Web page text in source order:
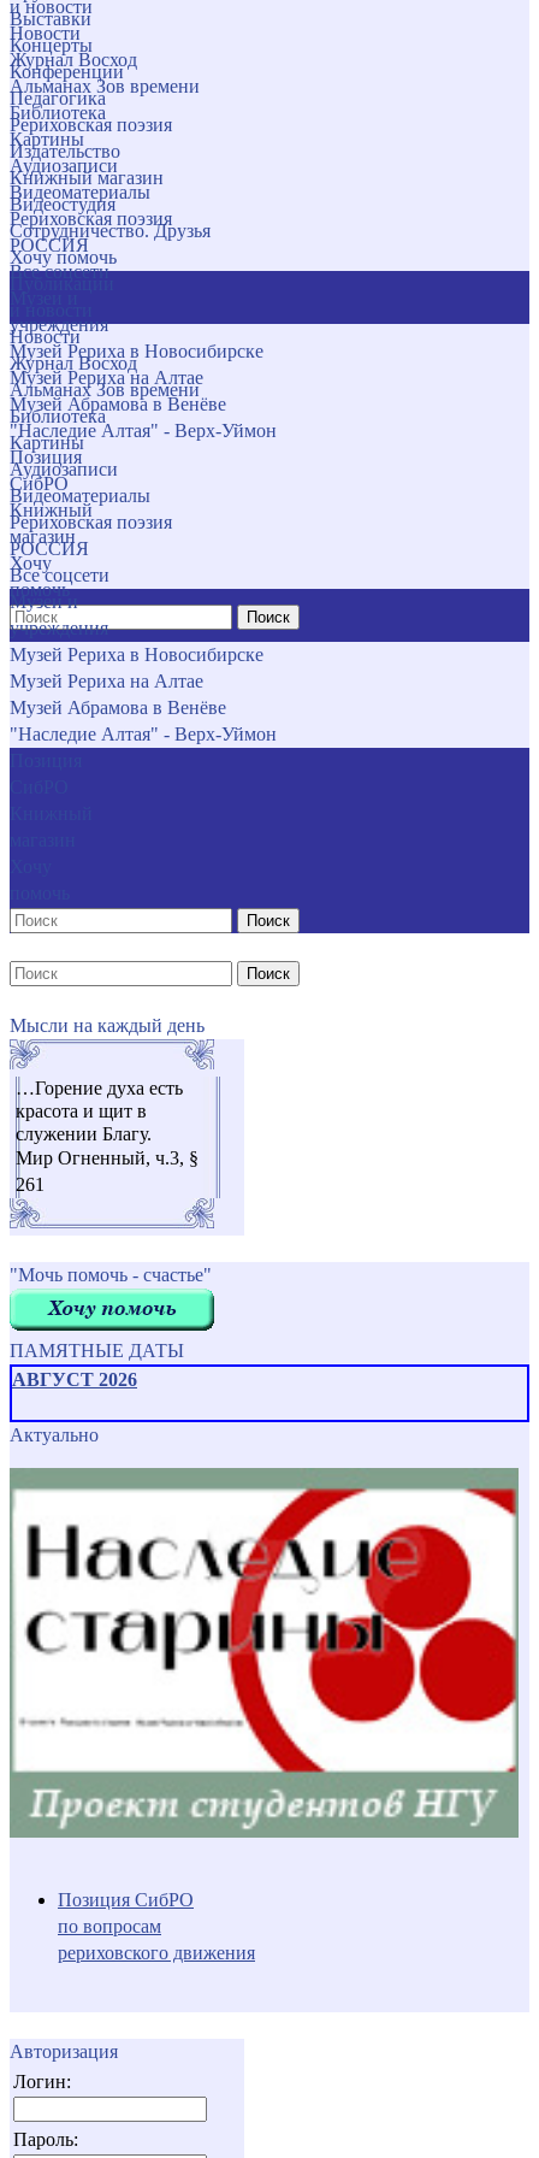
и новости
Новости
Журнал Восход
Альманах Зов времени
Библиотека
Картины
Аудиозаписи
Видеоматериалы
Рериховская поэзия
РОССИЯ
Все соцсети
учреждения
Музей Рериха в Новосибирске
Музей Рериха на Алтае
Музей Абрамова в Венёве
"Наследие Алтая" - Верх-Уймон
Позиция
СибРО
Книжный
магазин
Хочу
помочь
Поиск
Выставки
Концерты
Конференции
Педагогика
Рериховская поэзия
Издательство
Книжный магазин
Видеостудия
Сотрудничество. Друзья
Хочу помочь
Новости
Журнал Восход
Альманах Зов времени
Библиотека
Картины
Аудиозаписи
Видеоматериалы
Рериховская поэзия
РОССИЯ
Все соцсети
Музеи и
учреждения
Музей Рериха в Новосибирске
Музей Рериха на Алтае
Музей Абрамова в Венёве
"Наследие Алтая" - Верх-Уймон
Поиск
Поиск
Мысли на каждый день
…Горение духа есть
красота и щит в
служении Благу.
Мир Огненный, ч.3, §
261
"Мочь помочь - счастье"
ПАМЯТНЫЕ ДАТЫ
АВГУСТ 2026
Актуально
Позиция СибРО
по вопросам
рериховского движения
Авторизация
Логин:
Пароль: